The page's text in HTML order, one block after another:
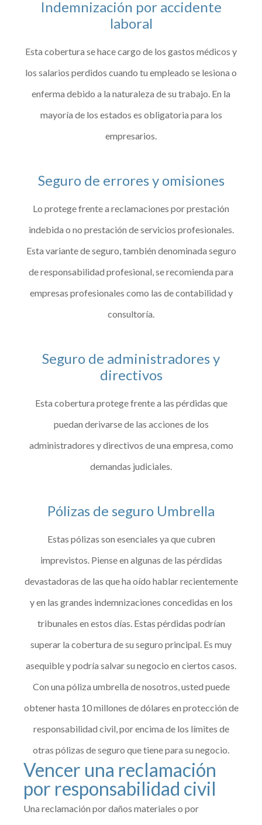
Indemnización por accidente
laboral
Esta cobertura se hace cargo de los gastos médicos y
los salarios perdidos cuando tu empleado se lesiona o
enferma debido a la naturaleza de su trabajo. En la
mayoría de los estados es obligatoria para los
empresarios.
Seguro de errores y omisiones
Lo protege frente a reclamaciones por prestación
indebida o no prestación de servicios profesionales.
Esta variante de seguro, también denominada seguro
de responsabilidad profesional, se recomienda para
empresas profesionales como las de contabilidad y
consultoría.
Seguro de administradores y
directivos
Esta cobertura protege frente a las pérdidas que
puedan derivarse de las acciones de los
administradores y directivos de una empresa, como
demandas judiciales.
Pólizas de seguro Umbrella
Estas pólizas son esenciales ya que cubren
imprevistos. Piense en algunas de las pérdidas
devastadoras de las que ha oído hablar recientemente
y en las grandes indemnizaciones concedidas en los
tribunales en estos días. Estas pérdidas podrían
superar la cobertura de su seguro principal. Es muy
asequible y podría salvar su negocio en ciertos casos.
Con una póliza umbrella de nosotros, usted puede
obtener hasta 10 millones de dólares en protección de
responsabilidad civil, por encima de los límites de
otras pólizas de seguro que tiene para su negocio.
Vencer una reclamación
por responsabilidad civil
Una reclamación por daños materiales o por